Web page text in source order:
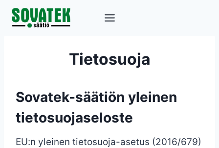
Siirry
sisältöön
Tietosuoja
Sovatek-säätiön yleinen
tietosuojaseloste
EU:n yleinen tietosuoja-asetus (2016/679)